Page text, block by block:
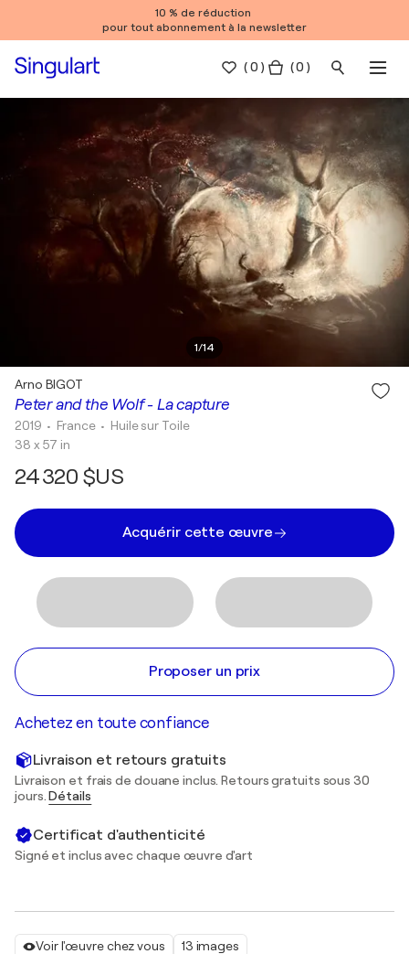
10 % de réduction
pour tout abonnement à la newsletter
(0 ) ( 0 )
1/14
Voir l'œuvre chez vous
13 images
Peter and the Wolf - La capture
Arno BIGOT
2019 • France • Huile sur Toile
38 x 57 in
24 320 $US
Acquérir cette œuvre
Proposer un prix
Achetez en toute confiance
Livraison et retours gratuits
Livraison et frais de douane inclus. Retours gratuits sous 30
jours.Détails
Certificat d'authenticité
Signé et inclus avec chaque œuvre d'art